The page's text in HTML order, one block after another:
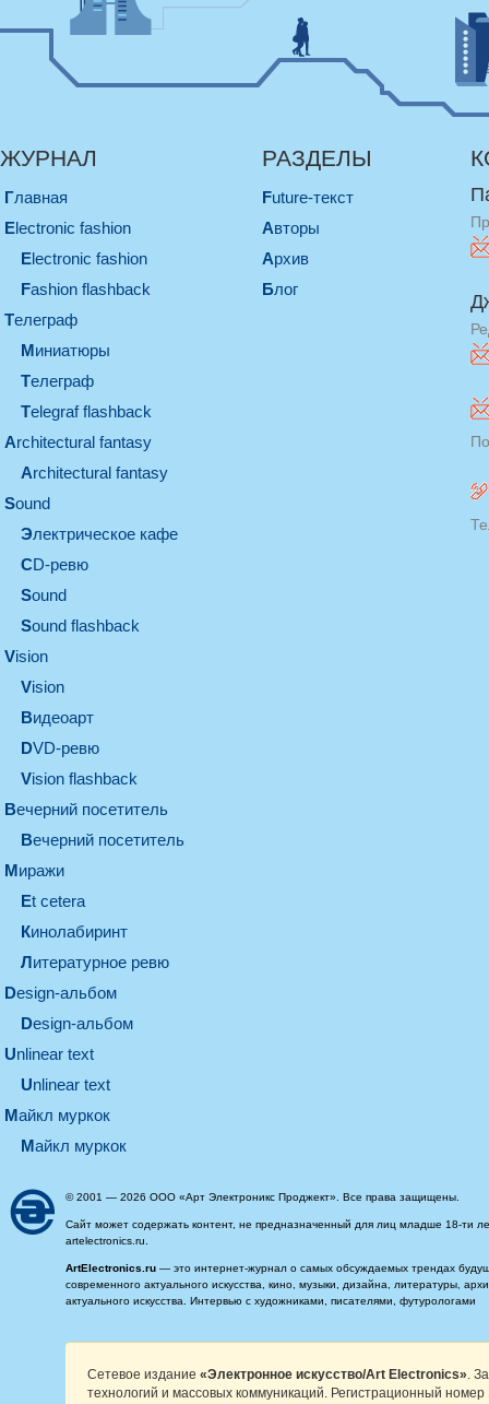
ЖУРНАЛ
Главная
electronic fashion
electronic fashion
Fashion flashback
телеграф
миниатюры
телеграф
Telegraf flashback
architectural fantasy
architectural fantasy
sound
электрическое кафе
CD-ревю
sound
Sound flashback
vision
vision
видеоарт
DVD-ревю
Vision flashback
вечерний посетитель
вечерний посетитель
миражи
et cetera
кинолабиринт
литературное ревю
design-альбом
design-альбом
unlinear text
Unlinear text
майкл муркок
майкл муркок
РАЗДЕЛЫ
Future-текст
Авторы
Архив
Блог
© 2001 — 2026 ООО «Арт Электроникс Проджект». Все права защищены.
Сайт может содержать контент, не предназначенный для лиц младше 18-ти
artelectronics.ru.
ArtElectronics.ru — это интернет-журнал о самых обсуждаемых трендах
современного актуального искусства, кино, музыки, дизайна, литературы,
актуального искусства. Интервью с художниками, писателями, футурологами
Сетевое издание «Электронное искусство/Art Electronics» .
технологий и массовых коммуникаций. Регистрационный